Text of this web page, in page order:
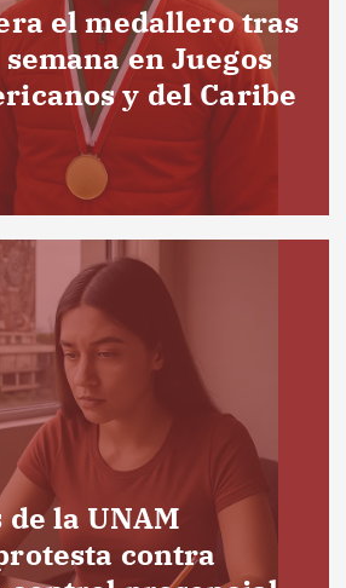
el medallero tras
en Juegos
y del Caribe
la UNAM
contra